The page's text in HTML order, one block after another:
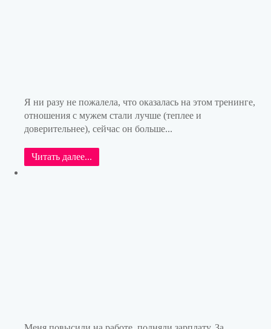
Я ни разу не пожалела, что оказалась на этом тренинге,
отношения с мужем стали лучше (теплее и
доверительнее), сейчас он больше...
Читать далее...